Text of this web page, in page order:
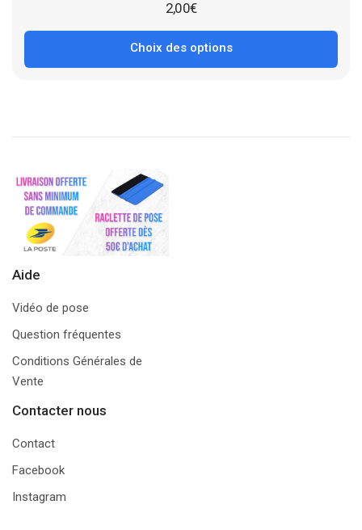
2,00€
Choix des options
Aide
Vidéo de pose
Question fréquentes
Conditions Générales de
Vente
Contacter nous
Contact
Facebook
Instagram